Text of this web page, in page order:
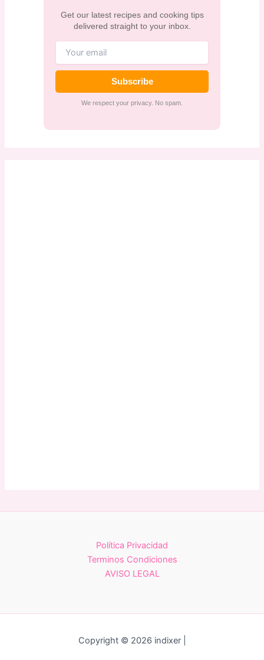
Get our latest recipes and cooking tips
delivered straight to your inbox.
Subscribe
We respect your privacy. No spam.
Política Privacidad
Terminos Condiciones
AVISO LEGAL
Copyright © 2026 indixer |